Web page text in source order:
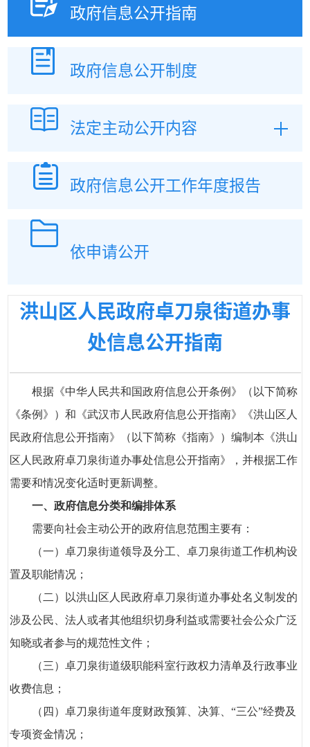
政府信息公开指南
政府信息公开制度
法定主动公开内容
政府信息公开工作年度报告
依申请公开
洪山区人民政府卓刀泉街道办事
处信息公开指南
根据《中华人民共和国政府信息公开条例》（以下简称
《条例》）和《武汉市人民政府信息公开指南》《洪山区人
民政府信息公开指南》（以下简称《指南》）编制本《洪山
区人民政府卓刀泉街道办事处信息公开指南》，并根据工作
需要和情况变化适时更新调整。
一、政府信息分类和编排体系
需要向社会主动公开的政府信息范围主要有：
（一）卓刀泉街道领导及分工、卓刀泉街道工作机构设
置及职能情况；
（二）以洪山区人民政府卓刀泉街道办事处名义制发的
涉及公民、法人或者其他组织切身利益或需要社会公众广泛
知晓或者参与的规范性文件；
（三）卓刀泉街道级职能科室行政权力清单及行政事业
收费信息；
（四）卓刀泉街道年度财政预算、决算、“三公”经费及
专项资金情况；